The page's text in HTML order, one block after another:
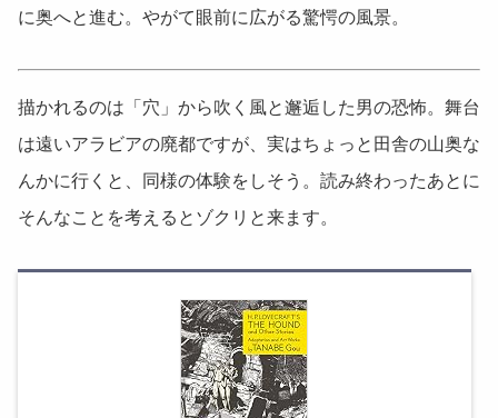
に奥へと進む。やがて眼前に広がる驚愕の風景。
描かれるのは「穴」から吹く風と邂逅した男の恐怖。舞台
は遠いアラビアの廃都ですが、実はちょっと田舎の山奥な
んかに行くと、同様の体験をしそう。読み終わったあとに
そんなことを考えるとゾクリと来ます。